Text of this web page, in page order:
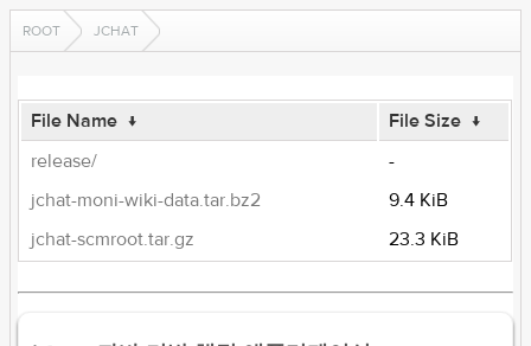
ROOT JCHAT
File Name ↓ File Size ↓
release/
-
jchat-moni-wiki-data.tar.bz2
9.4 KiB
jchat-scmroot.tar.gz
23.3 KiB